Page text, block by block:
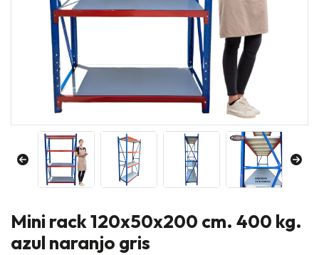
Mini rack 120x50x200 cm. 400 kg.
azul naranjo gris